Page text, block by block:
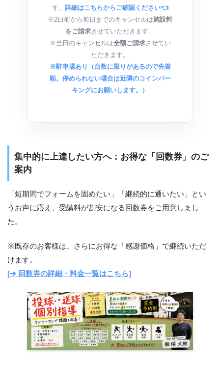
す。 詳細はこちらからご確認ください👈
※2日前から前日までのキャンセルは施設料
をご請求させていただきます。
※当日のキャンセルは全額ご請求させてい
ただきます。
※駐車場あり（台数に限りがあるので先着
順。停められない場合は近隣のコインパー
キングにお願いします。）
集中的に上達したい方へ：お得な「回数券」のご
案内
「短期間でフォームを固めたい」「継続的に通いたい」とい
うお声に応え、受講料が割安になる回数券をご用意しまし
た。
※既存のお客様は、さらにお得な「感謝価格」で継続いただ
けます。
[➔ 回数券の詳細・料金一覧はこちら]